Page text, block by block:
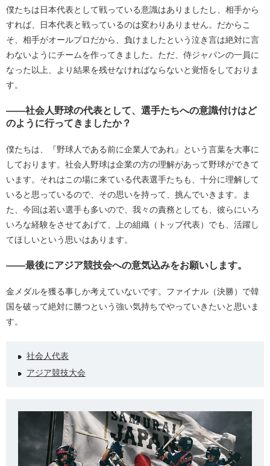
僕たちは日本代表として戦っている意識はありましたし、相手から
すれば、日本代表と戦っているのは変わりありません。だからこ
そ、相手がオールプロだから、負けましたという泣き言は絶対に言
わないようにチームを作ってきました。ただ、侍ジャパンの一員に
なった以上、より結果を残せなければならないと覚悟をしておりま
す。
――社会人野球の代表として、選手たちへの意識付けはど
のように行ってきましたか？
僕たちは、『野球人である前に企業人であれ』という言葉を大事に
しております。社会人野球は企業の方の理解があって野球ができて
います。それはこの場に来ている代表選手たちも、十分に理解して
いると思っているので、その思いを持って、挑んでいきます。ま
た、今回は若い選手も多いので、我々の責務としても、彼らにいろ
いろな経験をさせてあげて、上の組織（トップ代表）でも、活躍し
てほしいという思いはあります。
――最後にアジア競技会への意気込みをお願いします。
金メダルを獲る事しか考えていないです。ファイナル（決勝）で韓
国を破って絶対に勝つという強い気持ちでやっていきたいと思いま
す。
社会人代表
アジア競技大会